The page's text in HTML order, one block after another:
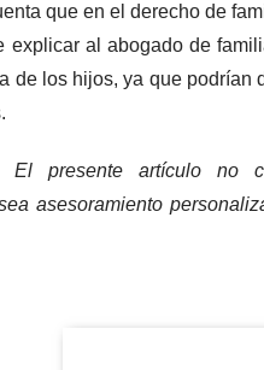
que en el derecho de
explicar al abogado de
de los hijos, ya que podrían
El presente artículo no
asesoramiento